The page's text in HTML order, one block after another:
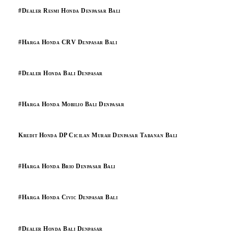
#Dealer Resmi Honda Denpasar Bali
#Harga Honda CRV Denpasar Bali
#Dealer Honda Bali Denpasar
#Harga Honda Mobilio Bali Denpasar
Kredit Honda DP Cicilan Murah Denpasar Tabanan Bali
#Harga Honda Brio Denpasar Bali
#Harga Honda Civic Denpasar Bali
#Dealer Honda Bali Denpasar